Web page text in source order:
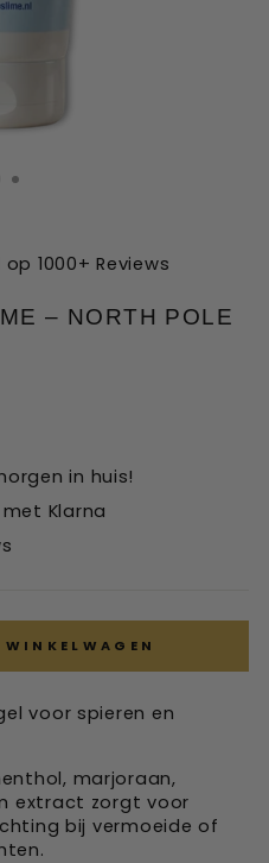
op 1000+ Reviews
– NORTH POLE
in huis!
Klarna
voor spieren en
marjoraan,
extract zorgt voor
bij vermoeide of